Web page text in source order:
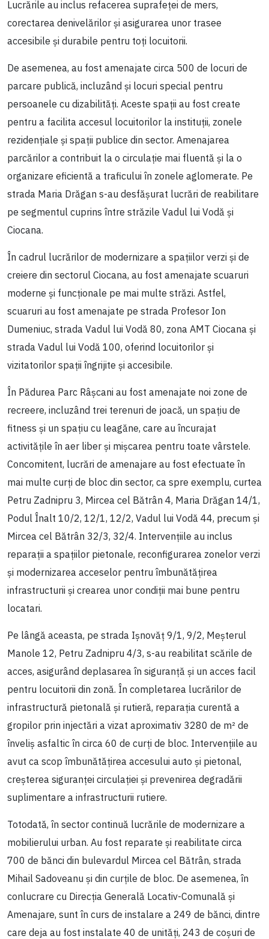
Lucrările au inclus refacerea suprafeței de mers,
corectarea denivelărilor și asigurarea unor trasee
accesibile și durabile pentru toți locuitorii.
De asemenea, au fost amenajate circa 500 de locuri de
parcare publică, incluzând și locuri special pentru
persoanele cu dizabilități. Aceste spații au fost create
pentru a facilita accesul locuitorilor la instituții, zonele
rezidențiale și spații publice din sector. Amenajarea
parcărilor a contribuit la o circulație mai fluentă și la o
organizare eficientă a traficului în zonele aglomerate. Pe
strada Maria Drăgan s-au desfășurat lucrări de reabilitare
pe segmentul cuprins între străzile Vadul lui Vodă și
Ciocana.
În cadrul lucrărilor de modernizare a spațiilor verzi și de
creiere din sectorul Ciocana, au fost amenajate scuaruri
moderne și funcționale pe mai multe străzi. Astfel,
scuaruri au fost amenajate pe strada Profesor Ion
Dumeniuc, strada Vadul lui Vodă 80, zona AMT Ciocana și
strada Vadul lui Vodă 100, oferind locuitorilor și
vizitatorilor spații îngrijite și accesibile.
În Pădurea Parc Râșcani au fost amenajate noi zone de
recreere, incluzând trei terenuri de joacă, un spațiu de
fitness și un spațiu cu leagăne, care au încurajat
activitățile în aer liber și mișcarea pentru toate vârstele.
Concomitent, lucrări de amenajare au fost efectuate în
mai multe curți de bloc din sector, ca spre exemplu, curtea
Petru Zadnipru 3, Mircea cel Bătrân 4, Maria Drăgan 14/1,
Podul Înalt 10/2, 12/1, 12/2, Vadul lui Vodă 44, precum și
Mircea cel Bătrân 32/3, 32/4. Intervențiile au inclus
reparații a spațiilor pietonale, reconfigurarea zonelor verzi
și modernizarea acceselor pentru îmbunătățirea
infrastructurii și crearea unor condiții mai bune pentru
locatari.
Pe lângă aceasta, pe strada Ișnovăț 9/1, 9/2, Meșterul
Manole 12, Petru Zadnipru 4/3, s-au reabilitat scările de
acces, asigurând deplasarea în siguranță și un acces facil
pentru locuitorii din zonă. În completarea lucrărilor de
infrastructură pietonală și rutieră, reparația curentă a
gropilor prin injectări a vizat aproximativ 3280 de m² de
înveliș asfaltic în circa 60 de curți de bloc. Intervențiile au
avut ca scop îmbunătățirea accesului auto și pietonal,
creșterea siguranței circulației și prevenirea degradării
suplimentare a infrastructurii rutiere.
Totodată, în sector continuă lucrările de modernizare a
mobilierului urban. Au fost reparate și reabilitate circa
700 de bănci din bulevardul Mircea cel Bătrân, strada
Mihail Sadoveanu și din curțile de bloc. De asemenea, în
conlucrare cu Direcția Generală Locativ-Comunală și
Amenajare, sunt în curs de instalare a 249 de bănci, dintre
care deja au fost instalate 40 de unități, 243 de coșuri de